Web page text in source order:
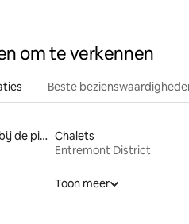
om te verkennen
Beste
Accommodaties nabij de piste Chalets
Entremont District
Toon meer